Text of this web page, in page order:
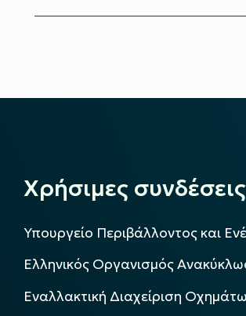
Χρήσιμες συνδέσεις
Υπουργείο Περιβάλλοντος και
Ελληνικός Οργανισμός
Εναλλακτική Διαχείριση